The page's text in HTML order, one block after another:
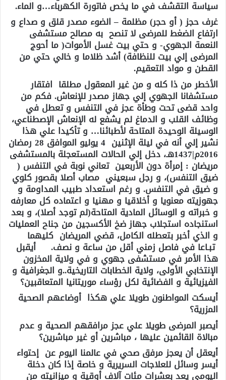
سياسة التقشف في ما يخص فاتورة الكهرباء…و الماء.
غرف حجز ( أو حجر) مظلمة – الضوء مصدر قلق و صداع و
ارتفاع الضغط للمرضى لا تنصح به مصالح مستشفى
النعمة الجهوي- و حتي بيت غسل الأموات( ما أحوج
المرضى إلي بيت للنظافة) أشد ظلاما و خالي حتي من
القطن و مواد التعقيم.
الأخطر من ذا كله و من غير المعقول مطلقا افتقار
مستشفانا الجهوي إلي جهاز مصدر للإنعاش. فكم من
واحد قضى تحت وطأة عجز في التنفس و تعطل في
وظائف القلب و الدماغ لم يشفع له الإنعاش الإصطناعي،
الوسيلة الوحيدة المتاحة لأطبائنا… و تأكيدا علي هذا
نشير إلي أنه في ليلة الإثنين 4 يوليو الموافق 28 رمضان
2016م|1437هـ، دخل إلي الحالات المستعجلة بالمستشفى
مريضان : إمرأة دون الأربعين تعاني نوبة في التنفس (
ضيق التنفس)، و رجل سبعيني مصاب أصلا بقصور كلوي
و ضيق في التنفس. و رغم استعداد طبيب المداومة و
جهوزيته معنويا و أخلاقيا و مهنيا و اعتماده كل معارفه
و خبراته و الوسائل المادية المتاحة(لم توجد أصلا)، و بعد
استنجاده استجلاب جهاز ضخ الأكسجين من جناح العمليات
و الذي أخبر بتعطله الكامل، قضي المريضان كليهما
تبـاعا في فاصل زمني أقل من ساعة و نصف. أيقبل
هذا الأمر في مستشفى جهوي و في ولاية المخزون
الإنتخابي الأولى، ولاية الخطابات التاريخية..و الجغرافية و
الفيزيائية و الفضائية لكل رؤساء موريتانيا المتعاقبين؟
أيسكت المواطنون طويلا علي هكذا أوضاعهم الصحية
المزرية؟
أيصبر المرضى طويلا علي عجز مرافقهم الصحية و عدم
مبالاة القائمين عليها ، مباشرين أو غير مباشرين؟
أيعقل أن يعجز مرفق صحي في عالمنا اليوم عن إحتواء
أيسر وسائل للعلاجات السريرية و خاصة إذا كان دخلة
اليومي يعد بعشرات مئات آلاف أوقية و ميزانيته من